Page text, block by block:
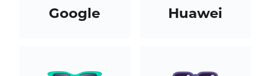
Google Huawei